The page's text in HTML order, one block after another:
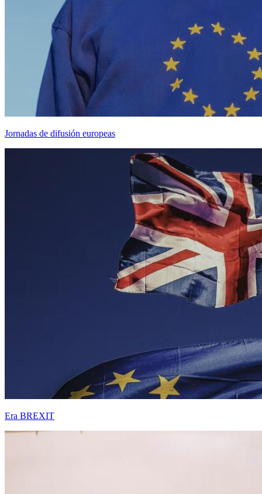
Jornadas de difusión europeas
Era BREXIT